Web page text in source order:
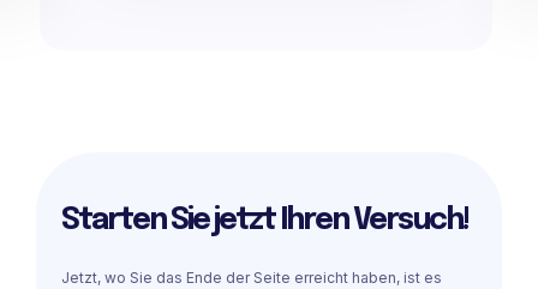
Starten Sie jetzt Ihren Versuch!
Jetzt, wo Sie das Ende der Seite erreicht haben, ist es